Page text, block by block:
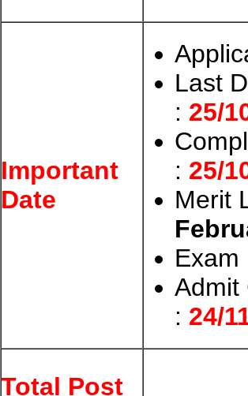
Important
Date
Last
: 25/
: 25/
Merit
Admit
: 24/
Total Post